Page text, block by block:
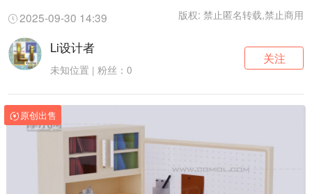
2025-09-30 14:39 版权: 禁止匿名转载,禁止商用
Li设计者
未知位置 | 粉丝：0
关注
原创出售